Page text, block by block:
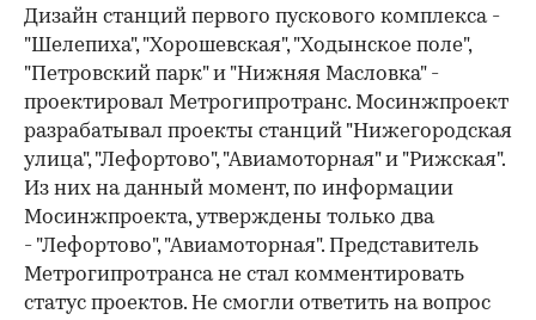
Дизайн станций первого пускового комплекса -
"Шелепиха", "Хорошевская", "Ходынское поле",
"Петровский парк" и "Нижняя Масловка" -
проектировал Метрогипротранс. Мосинжпроект
разрабатывал проекты станций "Нижегородская
улица", "Лефортово", "Авиамоторная" и "Рижская".
Из них на данный момент, по информации
Мосинжпроекта, утверждены только два
- "Лефортово", "Авиамоторная". Представитель
Метрогипротранса не стал комментировать
статус проектов. Не смогли ответить на вопрос